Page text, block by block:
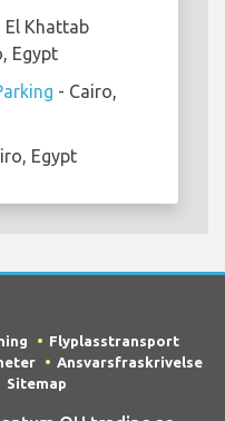
El Khattab
Egypt
- Cairo,
Egypt
Flyplasstransport
Ansvarsfraskrivelse
Sitemap